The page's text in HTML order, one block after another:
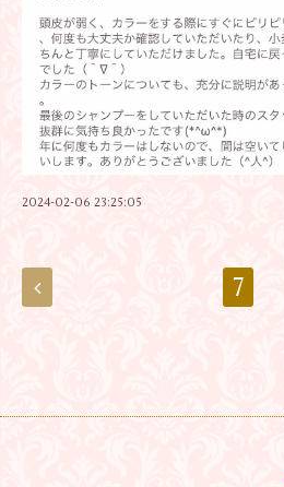
2024-02-06 23:25:05
7